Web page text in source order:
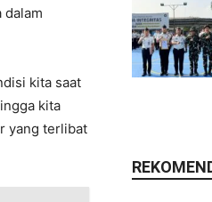
dalam
kita saat
kita
yang terlibat